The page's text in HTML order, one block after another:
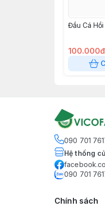
Đầu Cá Hồi
100.000đ
090 701
Hệ thống
090 701
Chính sách